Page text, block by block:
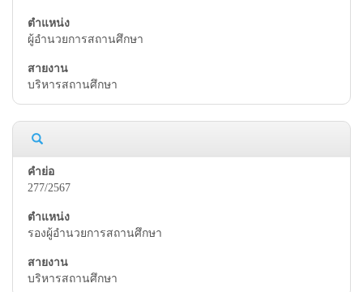
ผู้อำนวยการสถานศึกษา
บริหารสถานศึกษา
277/2567
รองผู้อำนวยการสถานศึกษา
บริหารสถานศึกษา